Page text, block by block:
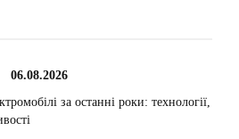
06.08.2026
за останні роки: технології,